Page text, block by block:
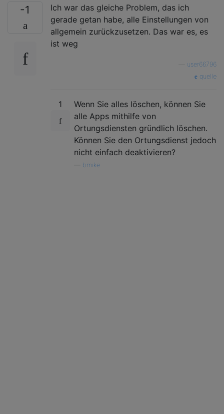
-1
Ich war das gleiche Problem, das ich
gerade getan habe, alle Einstellungen von
allgemein zurückzusetzen. Das war es, es
ist weg
user66796
quelle
1
Wenn Sie alles löschen, können Sie
alle Apps mithilfe von
Ortungsdiensten gründlich löschen.
Können Sie den Ortungsdienst jedoch
nicht einfach deaktivieren?
bmike